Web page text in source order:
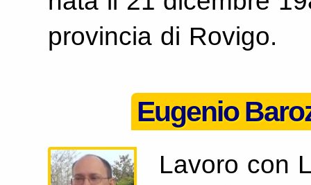
provincia di Rovigo.
Eugenio
Lavoro con